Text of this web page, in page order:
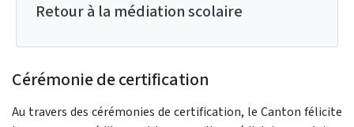
Retour à la médiation scolaire
Cérémonie de certification
Au travers des cérémonies de certification, le Canton félicite